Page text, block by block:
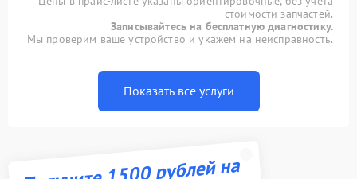
стоимости запчастей.
Записывайтесь на бесплатную диагностику.
Мы проверим ваше устройство и укажем на неисправность.
Показать все услуги